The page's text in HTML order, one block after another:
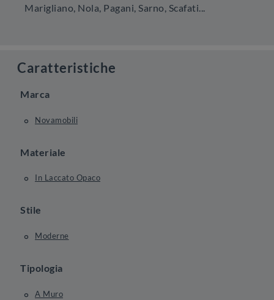
Marigliano, Nola, Pagani, Sarno, Scafati...
Caratteristiche
Marca
Novamobili
Materiale
In Laccato Opaco
Stile
Moderne
Tipologia
A Muro